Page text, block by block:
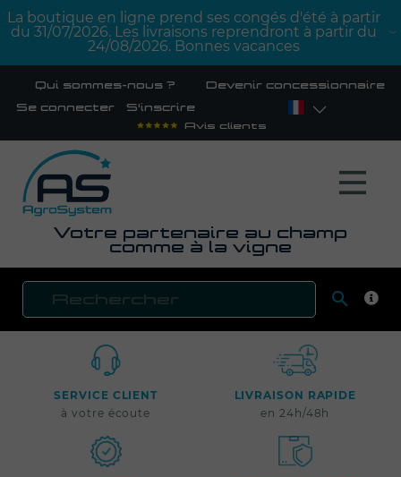
La boutique en ligne prend ses congés d'été à partir
du 31/07/2026. Les livraisons reprendront à partir du
24/08/2026. Bonnes vacances
Qui sommes-nous ? Devenir concessionnaire
Se connecter
S'inscrire
Avis clients
Votre partenaire au champ
comme à la vigne

SERVICE CLIENT
à votre écoute
LIVRAISON RAPIDE
en 24h/48h